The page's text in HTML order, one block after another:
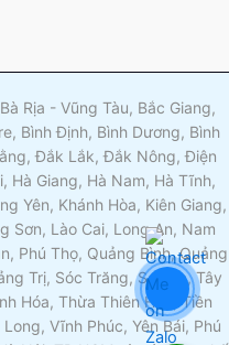
Rịa - Vũng Tàu, Bắc Giang,
Bình Định, Bình Dương, Bình
Đắk Lắk, Đắk Nông, Điện
Hà Giang, Hà Nam, Hà Tĩnh,
Yên, Khánh Hòa, Kiên Giang,
Sơn, Lào Cai, Long An, Nam
Phú Thọ, Quảng Bình, Quảng
Trị, Sóc Trăng, Sơn La, Tây
Hóa, Thừa Thiên Huế, Tiền
Vĩnh Phúc, Yên Bái, Phú